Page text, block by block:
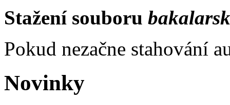
Stažení souboru
Pokud nezačne stahování
Novinky